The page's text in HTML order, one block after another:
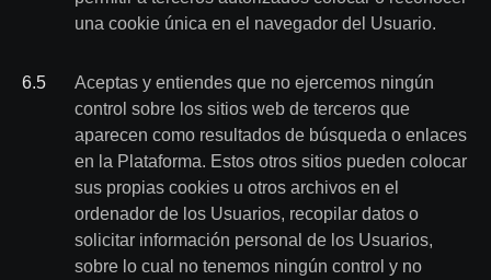
una cookie única en el navegador del Usuario.
6.5
Aceptas y entiendes que no ejercemos ningún
control sobre los sitios web de terceros que
aparecen como resultados de búsqueda o enlaces
en la Plataforma. Estos otros sitios pueden colocar
sus propias cookies u otros archivos en el
ordenador de los Usuarios, recopilar datos o
solicitar información personal de los Usuarios,
sobre lo cual no tenemos ningún control y no